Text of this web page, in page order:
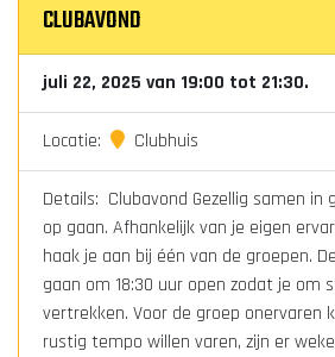
CLUBAVOND
juli 22, 2025 van 19:00 tot 21:30.
Locatie: Clubhuis
Details: Clubavond Gezellig samen
op gaan. Afhankelijk van je eigen
haak je aan bij één van de groepen.
gaan om 18:30 uur open zodat je om
vertrekken. Voor de groep onervaren
rustig tempo willen varen, zijn er